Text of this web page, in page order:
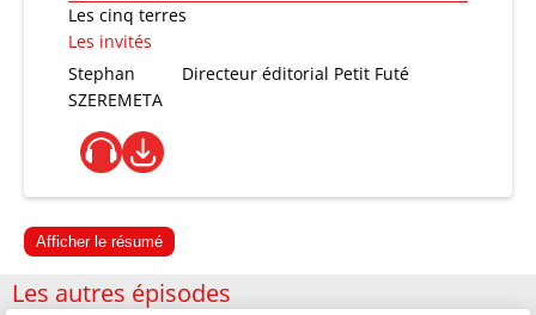
Les cinq terres
Les invités
Stephan
SZEREMETA
Directeur éditorial Petit Futé
Afficher le résumé
Les autres épisodes